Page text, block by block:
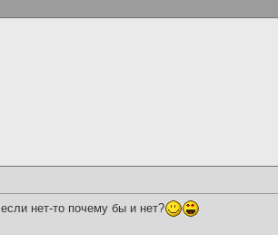
нет-то почему бы и нет?